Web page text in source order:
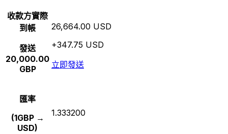
收款方實際
到帳
發送
20,000.00
GBP
26,664.00 USD
+347.75 USD
立即發送
匯率
(1GBP →
USD)
1.333200